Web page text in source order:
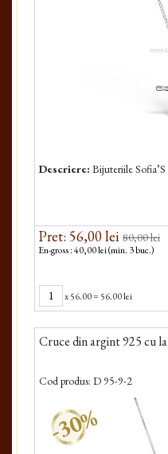
Descriere: Bijuteriile Sofia’S
Pret: 56,00 lei 80,00 lei
En-gross : 40,00 lei (min. 3 buc.)
x56.00= 56.00 lei
Cruce din argint 925 cu
Cod produs: D 95-9-2
-30%